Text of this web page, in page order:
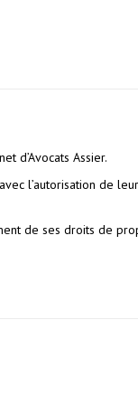
d’Avocats Assier.
l’autorisation de
de ses droits de